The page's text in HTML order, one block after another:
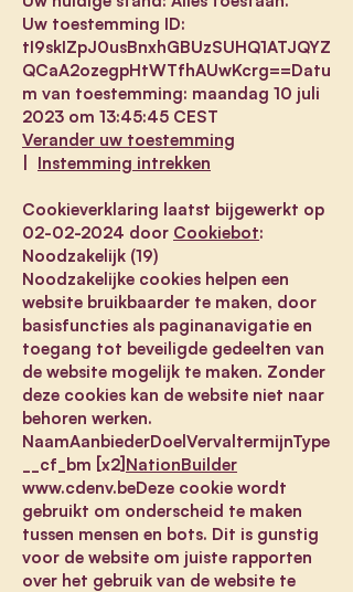
Uw toestemming ID:
tI9skIZpJ0usBnxhGBUzSUHQ1ATJQYZ
QCaA2ozegpHtWTfhAUwKcrg==Datu
m van toestemming: maandag 10 juli
2023 om 13:45:45 CEST
Verander uw toestemming
Instemming intrekken
Cookieverklaring laatst bijgewerkt op
02-02-2024 door Cookiebot:
Noodzakelijk (19)
Noodzakelijke cookies helpen een
website bruikbaarder te maken, door
basisfuncties als paginanavigatie en
toegang tot beveiligde gedeelten van
de website mogelijk te maken. Zonder
deze cookies kan de website niet naar
behoren werken.
NaamAanbiederDoelVervaltermijnType
__cf_bm [x2] NationBuilder
www.cdenv.beDeze cookie wordt
gebruikt om onderscheid te maken
tussen mensen en bots. Dit is gunstig
voor de website om juiste rapporten
over het gebruik van de website te